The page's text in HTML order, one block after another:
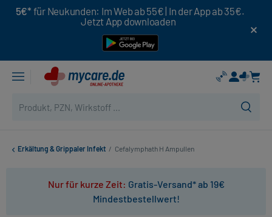
5€* für Neukunden: Im Web ab 55€ | In der App ab 35€.
Jetzt App downloaden
Erkältung & Grippaler Infekt / Cefalymphath H Ampullen
Nur für kurze Zeit: Gratis-Versand* ab 19€
Mindestbestellwert!